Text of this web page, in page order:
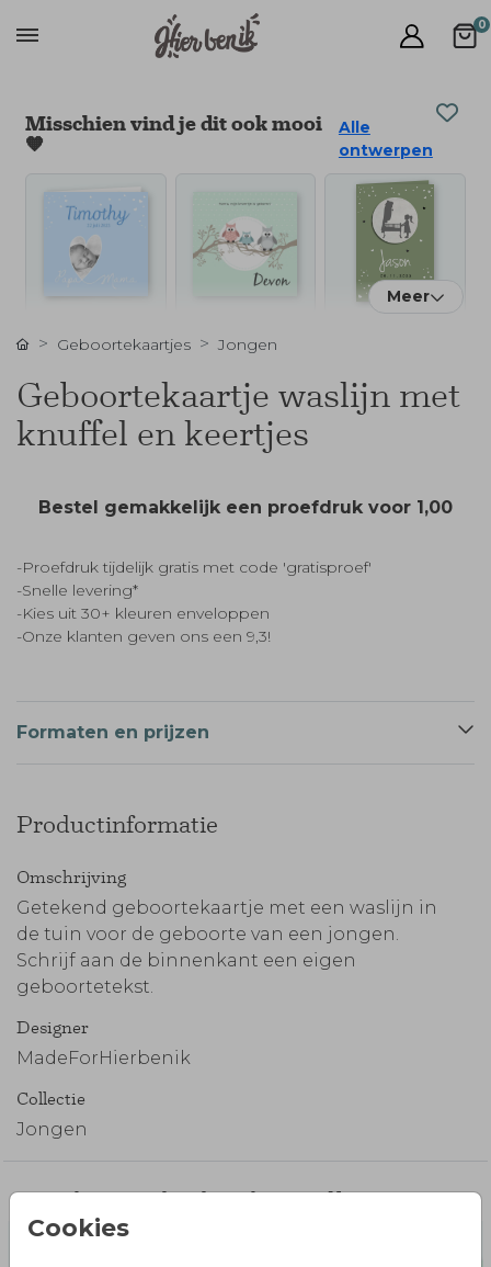
0
Cookies
Misschien vind je dit ook mooi
🧡
Alle
ontwerpen
Meer
Geboortekaartjes Jongen
Geboortekaartje waslijn met
knuffel en keertjes
Bestel gemakkelijk een proefdruk voor 1,00
-Proefdruk tijdelijk gratis met code 'gratisproef'
-Snelle levering*
-Kies uit 30+ kleuren enveloppen
-Onze klanten geven ons een 9,3!
Formaten en prijzen
Productinformatie
Omschrijving
Getekend geboortekaartje met een waslijn in
de tuin voor de geboorte van een jongen.
Schrijf aan de binnenkant een eigen
geboortetekst.
Designer
MadeForHierbenik
Collectie
Jongen
Misschien vind je dit ook mooi 🧡